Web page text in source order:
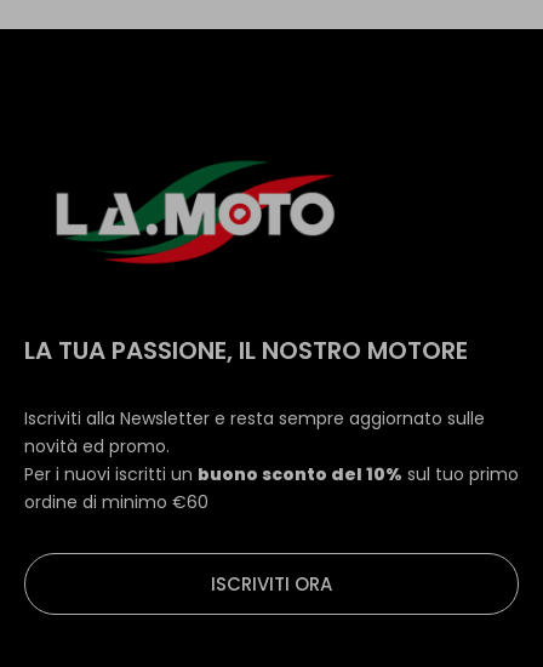
LA TUA PASSIONE, IL NOSTRO MOTORE
Iscriviti alla Newsletter e resta sempre aggiornato sulle
novità ed promo.
Per i nuovi iscritti un buono sconto del 10% sul tuo primo
ordine di minimo €60
ISCRIVITI ORA